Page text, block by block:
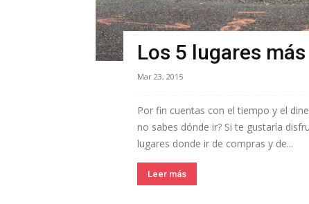
Los 5 lugares
Mar 23, 2015
Por fin cuentas con el tiempo y el
no sabes dónde ir? Si te gustaría
lugares donde ir de compras y de...
Leer más